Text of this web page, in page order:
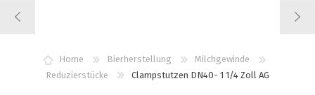
WUNSCHLISTE
Home Bierherstellung
Milchgewinde
Reduzierstücke
Clampstutzen DN40- 1 1/4 Zoll AG